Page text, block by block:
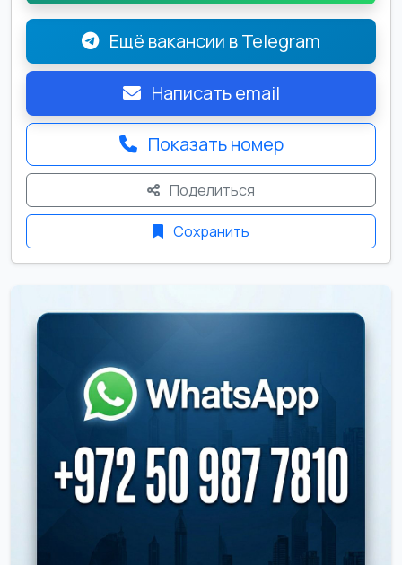
Ещё вакансии в Telegram
Написать email
Показать номер
Поделиться
Сохранить